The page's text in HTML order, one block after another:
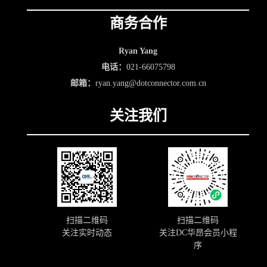
商务合作
Ryan Yang
电话： 021-66075798
邮箱： ryan.yang@dotconnector.com.cn
关注我们
扫描二维码
关注实时动态
扫描二维码
关注DC华昂会员小程
序